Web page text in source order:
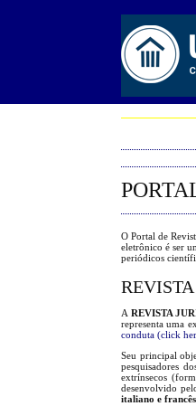
O Portal de
eletrônico é ser
periódicos
A REVISTA
representa uma
conduta (click
Seu principal
pesquisadores
extrínsecos
desenvolvido
italiano e